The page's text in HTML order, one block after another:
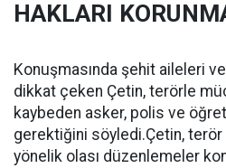
HAKLARI
Konuşmasında şehit aileleri
dikkat çeken Çetin, terörle
kaybeden asker, polis ve
gerektiğini söyledi.Çetin,
yönelik olası düzenlemeler